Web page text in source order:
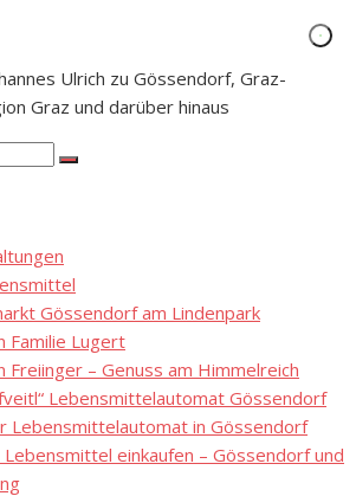
Ulrich zu Gössendorf, Graz-
Graz und darüber hinaus
Search
Gössendorf am Lindenpark
Familie Lugert
Freiinger – Genuss am Himmelreich
Lebensmittelautomat Gössendorf
Lebensmittelautomat in Gössendorf
Lebensmittel einkaufen – Gössendorf und